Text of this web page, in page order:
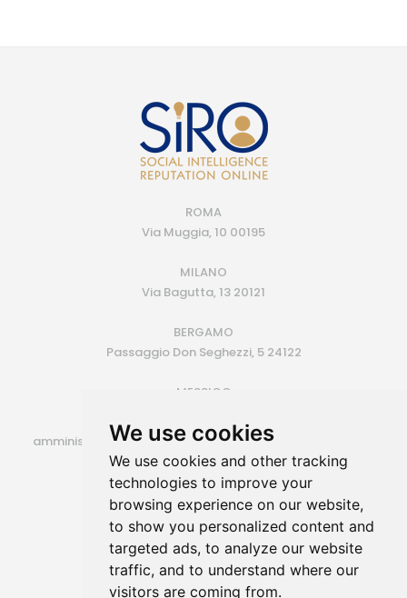
We use cookies
We use cookies and other tracking
technologies to improve your
browsing experience on our website,
to show you personalized content and
targeted ads, to analyze our website
traffic, and to understand where our
visitors are coming from.
ROMA
Via Muggia, 10 00195
MILANO
Via Bagutta, 13 20121
BERGAMO
Passaggio Don Seghezzi, 5 24122
MESSICO
amministrazione@siroconsulting.com | +39.335.6409500
P.IVA 14725801006